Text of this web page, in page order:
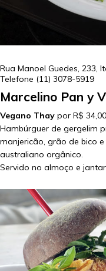
Rua Manoel Guedes, 233,
Telefone (11) 3078-5919
Marcelino Pan y
Vegano Thay por R$ 34,00
Hambúrguer de gergelim
manjericão, grão de bico
australiano orgânico.
Servido no almoço e